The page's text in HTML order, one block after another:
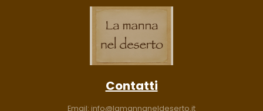
Contatti
Email: info@lamannaneldeserto.it